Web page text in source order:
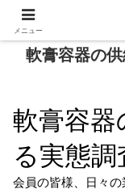
軟膏容器の
メニュー